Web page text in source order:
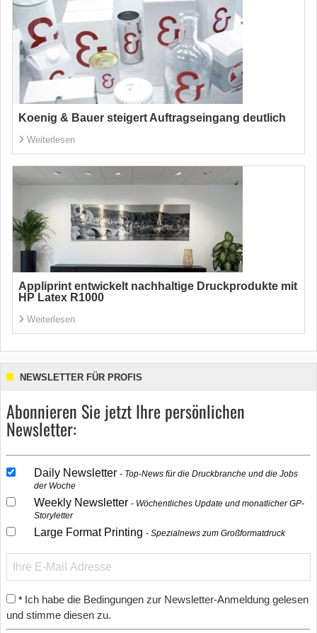
Koenig & Bauer steigert Auftragseingang deutlich
Weiterlesen
Appliprint entwickelt nachhaltige Druckprodukte mit
HP Latex R1000
Weiterlesen
NEWSLETTER FÜR PROFIS
Abonnieren Sie jetzt Ihre persönlichen
Newsletter:
Daily Newsletter
Top-News für die Druckbranche und die Jobs
der Woche
Weekly Newsletter
Wöchentliches Update und monatlicher GP-
Storyletter
Large Format Printing Spezialnews zum Großformatdruck
* Ich habe die Bedingungen zur Newsletter-Anmeldung gelesen
und stimme diesen zu.